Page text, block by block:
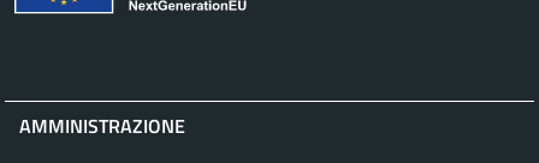
AMMINISTRAZIONE